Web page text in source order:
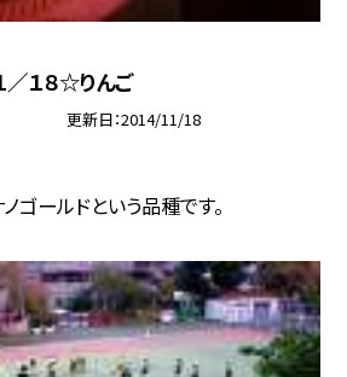
１８☆りんご
更新日 2014/11/18
ゴールドという品種です。